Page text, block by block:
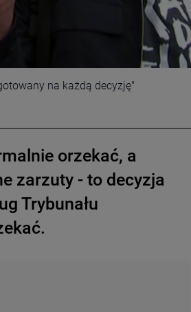
na każdą decyzję"
orzekać, a
zarzuty - to decyzja
Trybunału